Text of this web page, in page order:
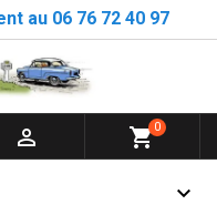
au 06 76 72 40 97
 shopping_cart0